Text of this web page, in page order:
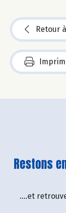
Retour
Restons
....et